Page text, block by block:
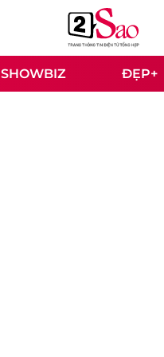
SHOWBIZ ĐẸP+